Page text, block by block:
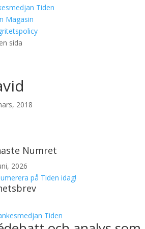
Tiden
Magasin
sida
2018
Numret
2026
på Tiden idag!